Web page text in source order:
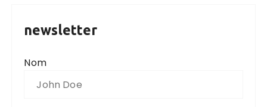
newsletter
Nom